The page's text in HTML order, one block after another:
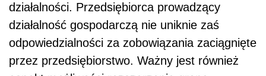
działalności. Przedsiębiorca prowadzący
działalność gospodarczą nie uniknie zaś
odpowiedzialności za zobowiązania zaciągnięte
przez przedsiębiorstwo. Ważny jest również